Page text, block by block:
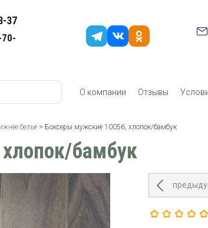
37
О компании Отзывы
белье > Боксеры мужские 10056, хлопок/бамбук
бамбук